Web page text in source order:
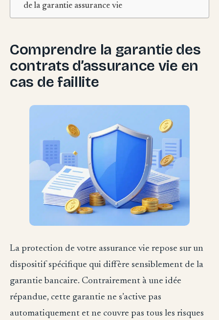
de la garantie assurance vie
Comprendre la garantie des
contrats d’assurance vie en
cas de faillite
La protection de votre assurance vie repose sur un
dispositif spécifique qui diffère sensiblement de la
garantie bancaire. Contrairement à une idée
répandue, cette garantie ne s’active pas
automatiquement et ne couvre pas tous les risques